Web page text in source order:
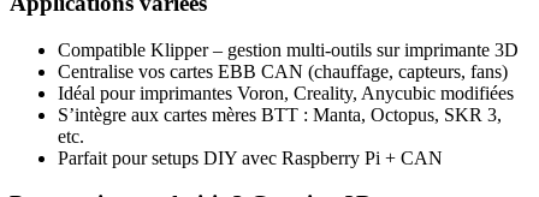
Compatible Klipper – gestion multi-outils sur imprimante 3D
Centralise vos cartes EBB CAN (chauffage, capteurs, fans)
Idéal pour imprimantes Voron, Creality, Anycubic modifiées
S’intègre aux cartes mères BTT : Manta, Octopus, SKR 3,
etc.
Parfait pour setups DIY avec Raspberry Pi + CAN